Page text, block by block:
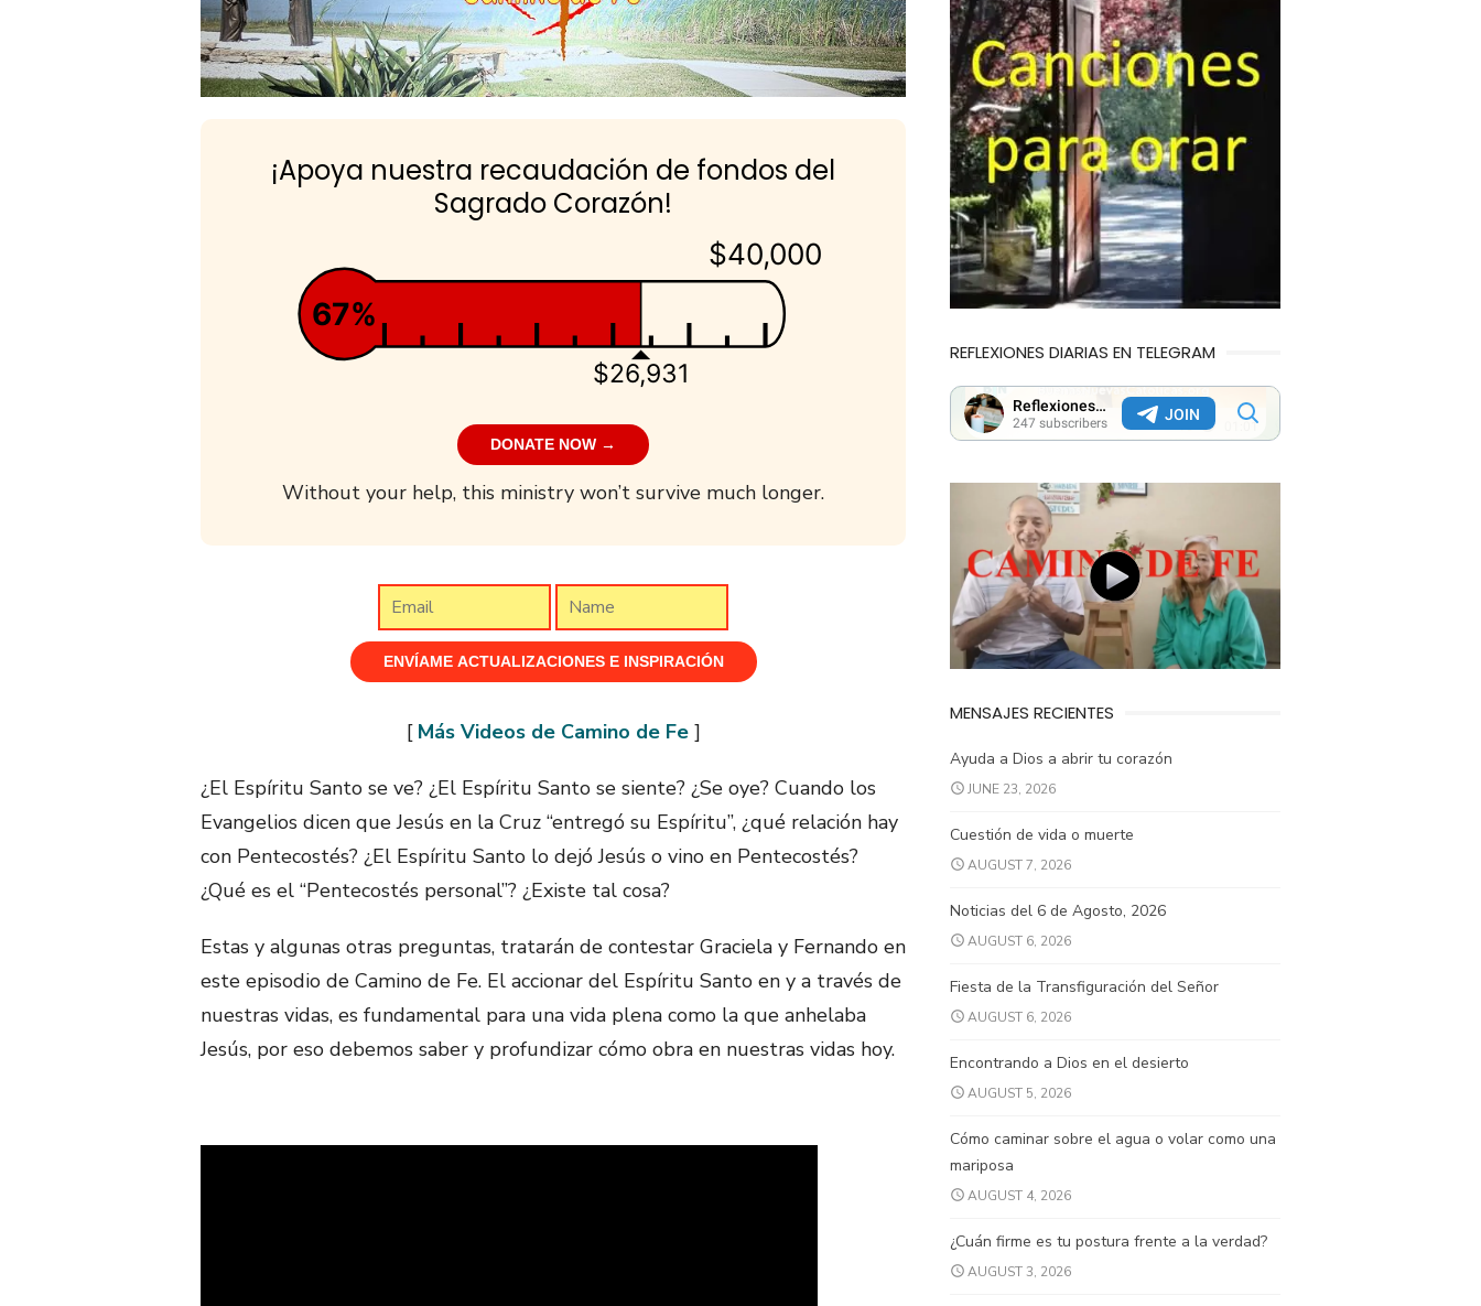
¡Apoya nuestra recaudación de fondos del
Sagrado Corazón!
$40,000
$26,931
67%
DONATE NOW →
Without your help, this ministry won’t survive much longer.
[ Más Videos de Camino de Fe]
¿El Espíritu Santo se ve? ¿El Espíritu Santo se siente? ¿Se oye? Cuando los
Evangelios dicen que Jesús en la Cruz “entregó su Espíritu”, ¿qué relación hay
con Pentecostés? ¿El Espíritu Santo lo dejó Jesús o vino en Pentecostés?
¿Qué es el “Pentecostés personal”? ¿Existe tal cosa?
Estas y algunas otras preguntas, tratarán de contestar Graciela y Fernando en
este episodio de Camino de Fe. El accionar del Espíritu Santo en y a través de
nuestras vidas, es fundamental para una vida plena como la que anhelaba
Jesús, por eso debemos saber y profundizar cómo obra en nuestras vidas hoy.
REFLEXIONES DIARIAS EN TELEGRAM
MENSAJES RECIENTES
Ayuda a Dios a abrir tu corazón
JUNE 23, 2026
Cuestión de vida o muerte
AUGUST 7, 2026
Noticias del 6 de Agosto, 2026
AUGUST 6, 2026
Fiesta de la Transfiguración del Señor
AUGUST 6, 2026
Encontrando a Dios en el desierto
AUGUST 5, 2026
Cómo caminar sobre el agua o volar como una
mariposa
AUGUST 4, 2026
¿Cuán firme es tu postura frente a la verdad?
AUGUST 3, 2026